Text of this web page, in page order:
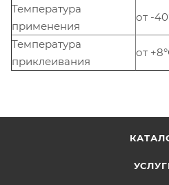
Температура
применения
от -
Температура
приклеивания
от